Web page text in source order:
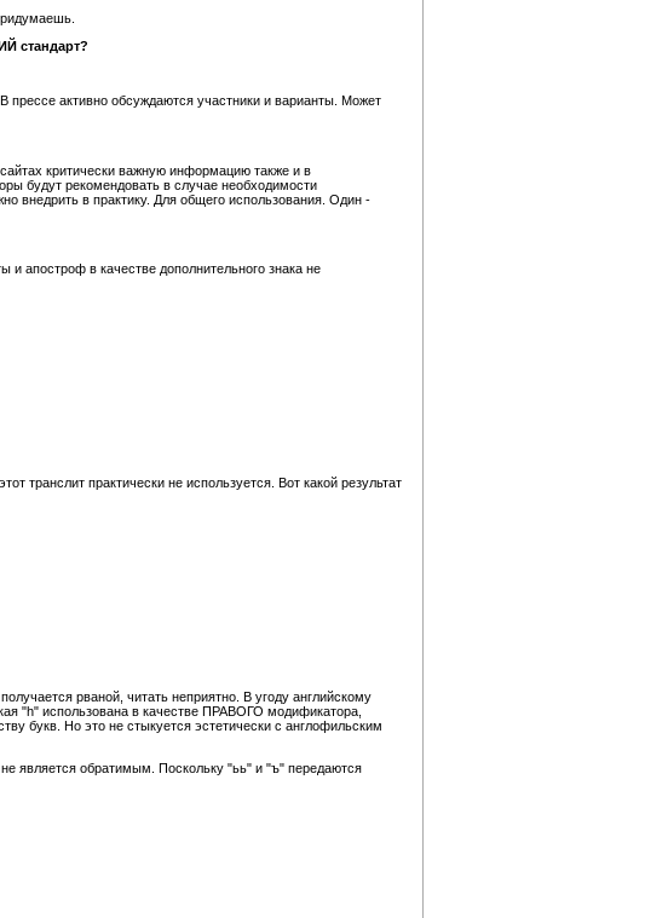
стандарт?
прессе активно обсуждаются участники и варианты. Может
критически важную информацию также и в
будут рекомендовать в случае необходимости
внедрить в практику. Для общего использования. Один -
и апостроф в качестве дополнительного знака не
транслит практически не используется. Вот какой результат
рваной, читать неприятно. В угоду английскому
"h" использована в качестве ПРАВОГО модификатора,
букв. Но это не стыкуется эстетически с англофильским
является обратимым. Поскольку "ьь" и "ъ" передаются